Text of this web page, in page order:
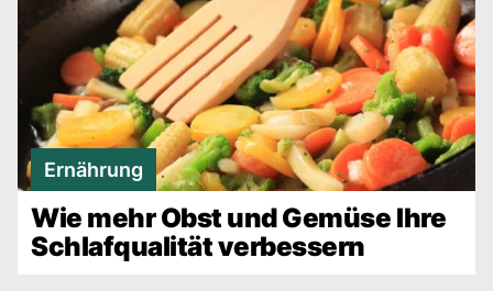
Ernährung
Wie mehr Obst und Gemüse Ihre
Schlafqualität verbessern